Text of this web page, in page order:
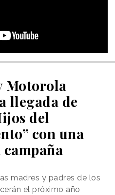
Motorola
llegada de
del
con una
madres y padres de los
el próximo año